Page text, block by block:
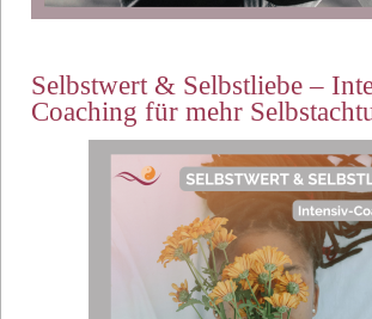
Selbstwert & Selbstliebe –
Coaching für mehr